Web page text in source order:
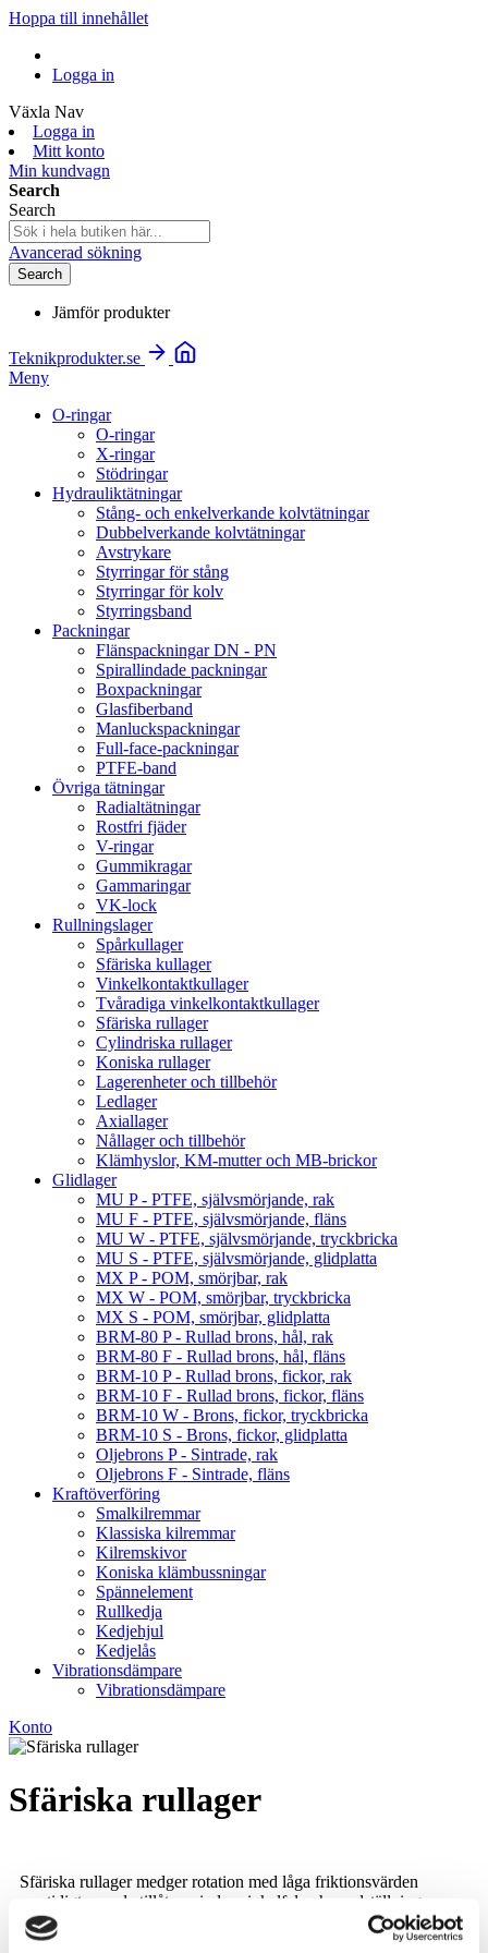
Hoppa till innehållet
Logga in
Växla Nav
Logga in
Mitt konto
Min kundvagn
Search
Search
Avancerad sökning
Search
Jämför produkter
Teknikprodukter.se
Meny
O-ringar
O-ringar
X-ringar
Stödringar
Hydrauliktätningar
Stång- och enkelverkande kolvtätningar
Dubbelverkande kolvtätningar
Avstrykare
Styrringar för stång
Styrringar för kolv
Styrringsband
Packningar
Flänspackningar DN - PN
Spirallindade packningar
Boxpackningar
Glasfiberband
Manluckspackningar
Full-face-packningar
PTFE-band
Övriga tätningar
Radialtätningar
Rostfri fjäder
V-ringar
Gummikragar
Gammaringar
VK-lock
Rullningslager
Spårkullager
Sfäriska kullager
Vinkelkontaktkullager
Tvåradiga vinkelkontaktkullager
Sfäriska rullager
Cylindriska rullager
Koniska rullager
Lagerenheter och tillbehör
Ledlager
Axiallager
Nållager och tillbehör
Klämhyslor, KM-mutter och MB-brickor
Glidlager
MU P - PTFE, självsmörjande, rak
MU F - PTFE, självsmörjande, fläns
MU W - PTFE, självsmörjande, tryckbricka
MU S - PTFE, självsmörjande, glidplatta
MX P - POM, smörjbar, rak
MX W - POM, smörjbar, tryckbricka
MX S - POM, smörjbar, glidplatta
BRM-80 P - Rullad brons, hål, rak
BRM-80 F - Rullad brons, hål, fläns
BRM-10 P - Rullad brons, fickor, rak
BRM-10 F - Rullad brons, fickor, fläns
BRM-10 W - Brons, fickor, tryckbricka
BRM-10 S - Brons, fickor, glidplatta
Oljebrons P - Sintrade, rak
Oljebrons F - Sintrade, fläns
Kraftöverföring
Smalkilremmar
Klassiska kilremmar
Kilremskivor
Koniska klämbussningar
Spännelement
Rullkedja
Kedjehjul
Kedjelås
Vibrationsdämpare
Vibrationsdämpare
Konto
Sfäriska rullager
Sfäriska rullager medger rotation med låga friktionsvärden
samtidigt som de tillåter mindre vinkelfel och snedställningar.
Vårt standardsortiment innehåller bland annat öppna, otätade
lager, tätade sfäriska rullager samt med C3-tolerans.